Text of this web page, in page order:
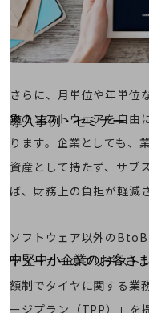
お手続き
別ウィンドウで開きます
導入事例・セミナー
導入事例TOP
最新の導入事例や注目の導入事
セミナー
中堅中小企業のお客さ
NTTドコモビジネスウォ
さらに、月単位や年単位
象のソフトウェアを自由
ります。企業としても、
資産として持たず、サブ
ば、財務上の負担が軽減
ソフトウェア以外の
ヤメーカーのブリヂスト
額制でタイヤに関する業
ージプラン（TPP）」を